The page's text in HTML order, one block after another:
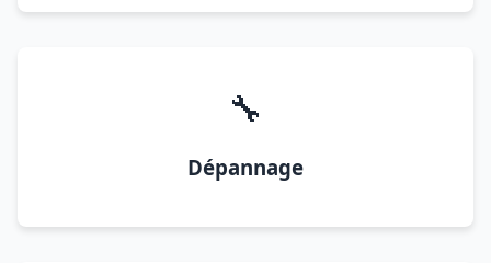
🔧
Dépannage